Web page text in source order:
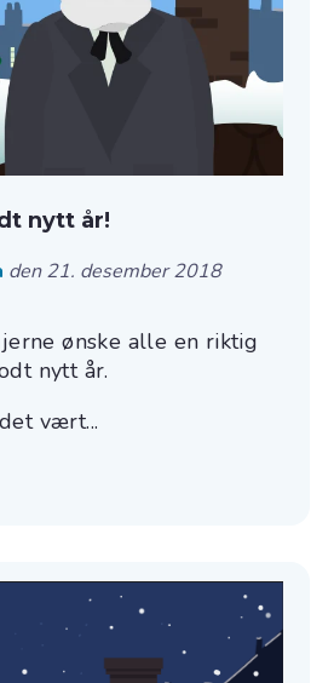
nytt år!
den 21. desember 2018
ønske alle en riktig
nytt år.
vært...